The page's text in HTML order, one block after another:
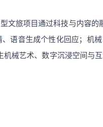
文旅项目通过科技与内容的
语音生成个性化回应；机
械艺术、数字沉浸空间与